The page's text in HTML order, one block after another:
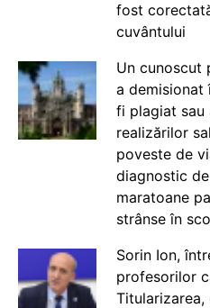
fost
cuvântului
Un cunoscut
a demisionat
fi plagiat sau
realizărilor
poveste de
diagnostic
maratoane
strânse în
Sorin Ion,
profesorilor